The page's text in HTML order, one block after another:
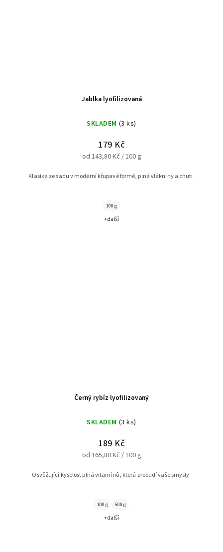
Jablka lyofilizovaná
SKLADEM (3 ks)
179 Kč
od 143,80 Kč / 100 g
Klasika ze sadu v moderní křupavé formě, plná vlákniny a chuti.
100 g
+ další
Černý rybíz lyofilizovaný
SKLADEM (3 ks)
189 Kč
od 165,80 Kč / 100 g
Osvěžující kyselost plná vitamínů, která probudí vaše smysly.
100 g 500 g
+ další